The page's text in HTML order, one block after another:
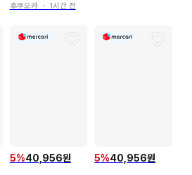
후쿠오카・ 1시간 전
5%40,956원 5%40,956원